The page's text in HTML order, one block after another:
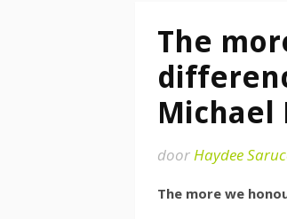
The
Michael
doorHaydee
The more we